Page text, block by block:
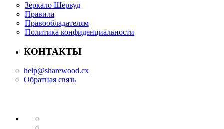
Зеркало Шервуд
Правила
Правообладателям
Политика конфиденциальности
КОНТАКТЫ
help@sharewood.cx
Обратная связь